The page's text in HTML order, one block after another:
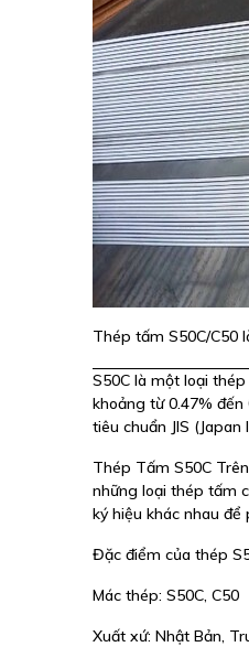
Thép tấm S50C/C50
S50C là một loại
khoảng từ 0.47%
tiêu chuẩn JIS
Thép Tấm S50C
những loại thép tấm
ký hiệu khác nhau
Đặc điểm của thép
Mác thép: S50C, C50
Xuất xứ: Nhật Bản,